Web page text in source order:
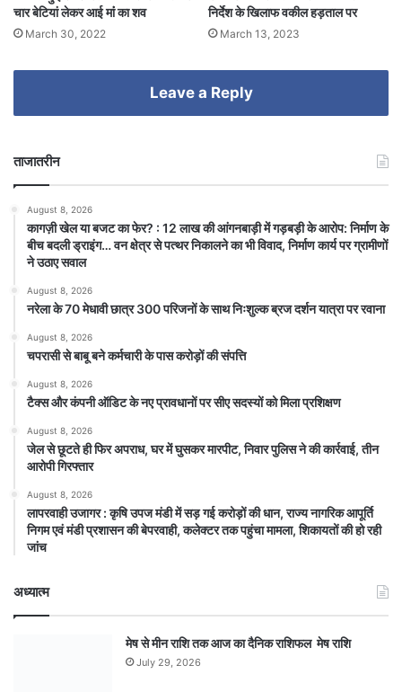
चार बेटियां लेकर आई मांं का शव
March 30, 2022
निर्देश के खिलाफ वकील हड़ताल पर
March 13, 2023
Leave a Reply
ताजातरीन
August 8, 2026
कागज़ी खेल या बजट का फेर? : 12 लाख की आंगनबाड़ी में गड़बड़ी के आरोप: निर्माण के
बीच बदली ड्राइंग… वन क्षेत्र से पत्थर निकालने का भी विवाद, निर्माण कार्य पर ग्रामीणों
ने उठाए सवाल
August 8, 2026
नरेला के 70 मेधावी छात्र 300 परिजनों के साथ निःशुल्क ब्रज दर्शन यात्रा पर रवाना
August 8, 2026
चपरासी से बाबू बने कर्मचारी के पास करोड़ों की संपत्ति
August 8, 2026
टैक्स और कंपनी ऑडिट के नए प्रावधानों पर सीए सदस्यों को मिला प्रशिक्षण
August 8, 2026
जेल से छूटते ही फिर अपराध, घर में घुसकर मारपीट, निवार पुलिस ने की कार्रवाई, तीन
आरोपी गिरफ्तार
August 8, 2026
लापरवाही उजागर : कृषि उपज मंडी में सड़ गई करोड़ों की धान, राज्य नागरिक आपूर्ति
निगम एवं मंडी प्रशासन की बेपरवाही, कलेक्टर तक पहुंचा मामला, शिकायतों की हो रही
जांच
अध्यात्म
मेष से मीन राशि तक आज का दैनिक राशिफल मेष राशि
July 29, 2026